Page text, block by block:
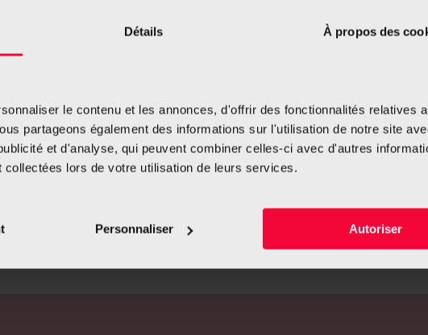
Détails À propos des
le contenu et les annonces, d'offrir des fonctionnalités relatives
partageons également des informations sur l'utilisation de notre site
et d'analyse, qui peuvent combiner celles-ci avec d'autres
lors de votre utilisation de leurs services.
Personnaliser Autoriser
Télécharger les résultats de l’enquête